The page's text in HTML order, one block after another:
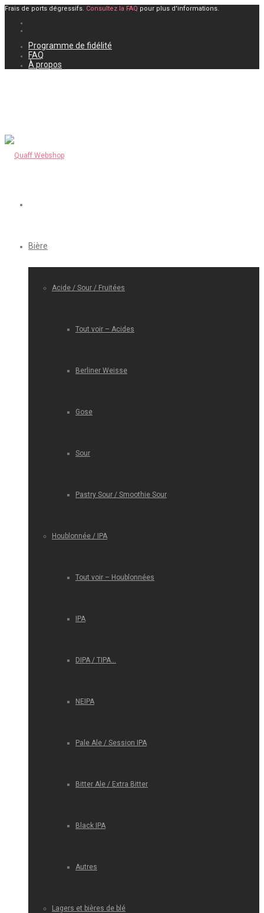
Frais de ports dégressifs. Consultez la FAQ pour plus d'informations.
Programme de fidélité
FAQ
À propos
Bière
Acide / Sour / Fruitées
Tout voir – Acides
Berliner Weisse
Gose
Sour
Pastry Sour / Smoothie Sour
Houblonnée / IPA
Tout voir – Houblonnées
IPA
DIPA / TIPA…
NEIPA
Pale Ale / Session IPA
Bitter Ale / Extra Bitter
Black IPA
Autres
Lagers et bières de blé